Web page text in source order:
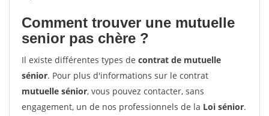
Comment trouver une mutuelle
senior pas chère ?
Il existe différentes types de contrat de mutuelle
sénior. Pour plus d'informations sur le contrat
mutuelle sénior, vous pouvez contacter, sans
engagement, un de nos professionnels de la Loi sénior.